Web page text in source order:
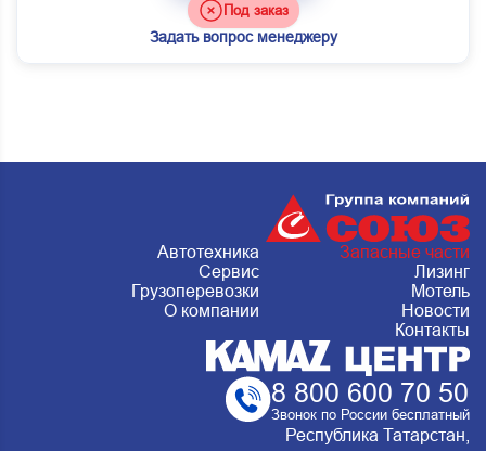
Под заказ
Задать вопрос менеджеру
Автотехника
Запасные части
Сервис
Лизинг
Грузоперевозки
Мотель
О компании
Новости
Контакты
8 800 600 70 50
Звонок по России бесплатный
Республика Татарстан,